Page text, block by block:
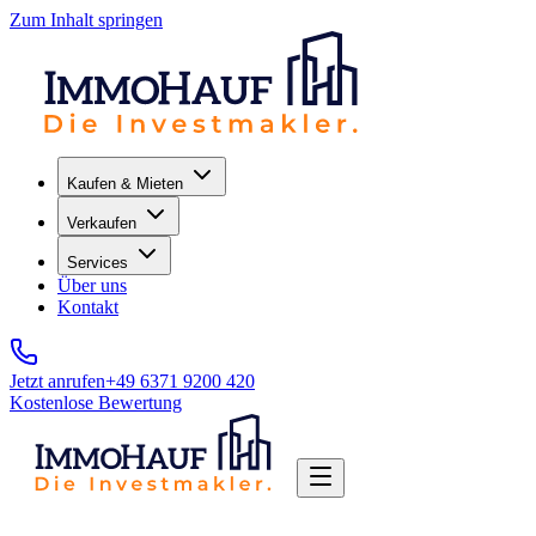
Zum Inhalt springen
Kaufen & Mieten
Verkaufen
Services
Über uns
Kontakt
Jetzt anrufen+49 6371 9200 420
Kostenlose Bewertung